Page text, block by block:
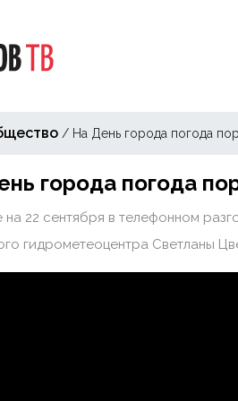
/ На День города погода
города погода
на 22 сентября в телефонном
гидрометеоцентра Светланы